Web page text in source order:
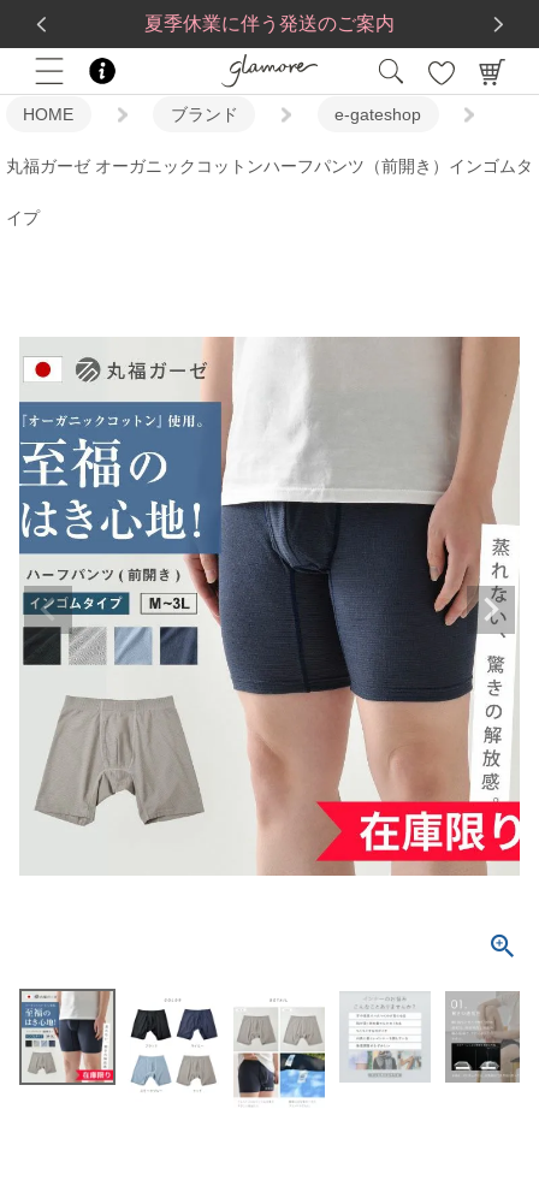
夏季休業に伴う発送のご案内
送料一律560円5,500 円(税込)以上で送料無料
HOME ブランド e-gateshop
丸福ガーゼ オーガニックコットンハーフパンツ（前開き）インゴムタ
イプ